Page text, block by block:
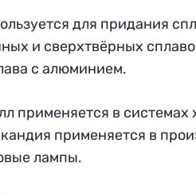
для придания
и сверхтвёрных
с алюминием.
применяется в
применяется в
лампы.